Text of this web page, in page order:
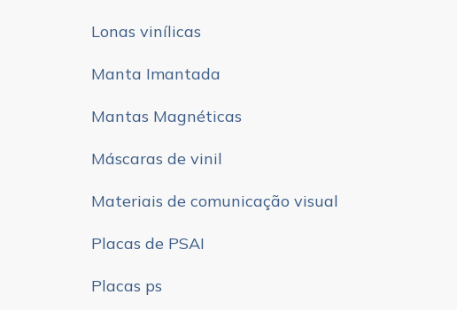
Lonas vinílicas
Manta Imantada
Mantas Magnéticas
Máscaras de vinil
Materiais de comunicação visual
Placas de PSAI
Placas ps